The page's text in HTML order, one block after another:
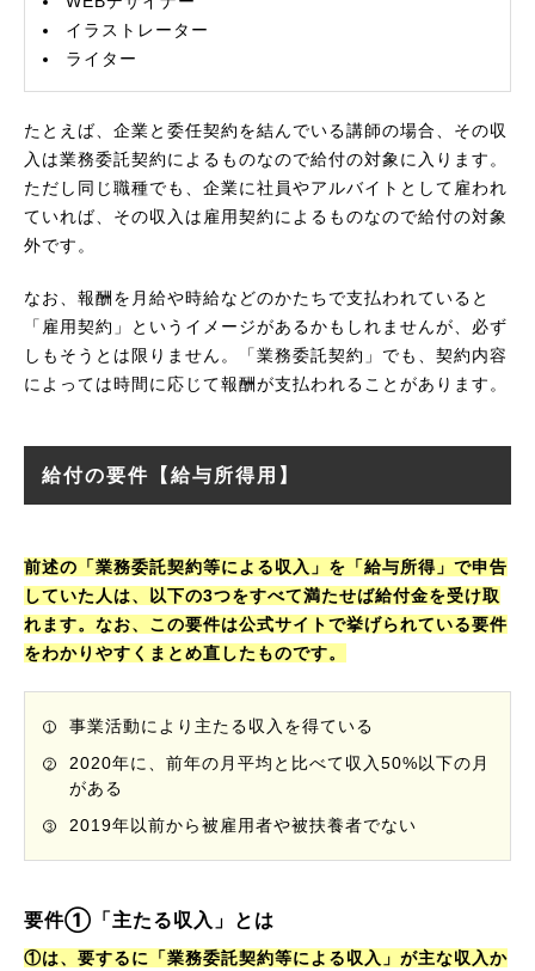
イラストレーター
ライター
たとえば、企業と委任契約を結んでいる講師の場合、その収
入は業務委託契約によるものなので給付の対象に入ります。
ただし同じ職種でも、企業に社員やアルバイトとして雇われ
ていれば、その収入は雇用契約によるものなので給付の対象
外です。
なお、報酬を月給や時給などのかたちで支払われていると
「雇用契約」というイメージがあるかもしれませんが、必ず
しもそうとは限りません。「業務委託契約」でも、契約内容
によっては時間に応じて報酬が支払われることがあります。
給付の要件【給与所得用】
前述の「業務委託契約等による収入」を「給与所得」で申告
していた人は、以下の3つをすべて満たせば給付金を受け取
れます。なお、この要件は公式サイトで挙げられている要件
をわかりやすくまとめ直したものです。
事業活動により主たる収入を得ている
2020年に、前年の月平均と比べて収入50%以下の月
がある
2019年以前から被雇用者や被扶養者でない
要件①「主たる収入」とは
①は、要するに「業務委託契約等による収入」が主な収入か